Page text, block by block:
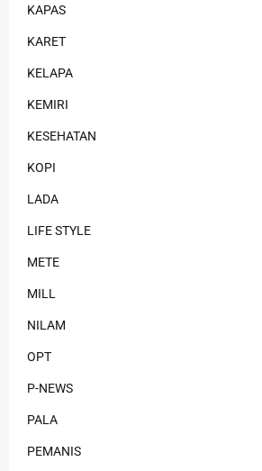
KAPAS
KARET
KELAPA
KEMIRI
KESEHATAN
KOPI
LADA
LIFE STYLE
METE
MILL
NILAM
OPT
P-NEWS
PALA
PEMANIS